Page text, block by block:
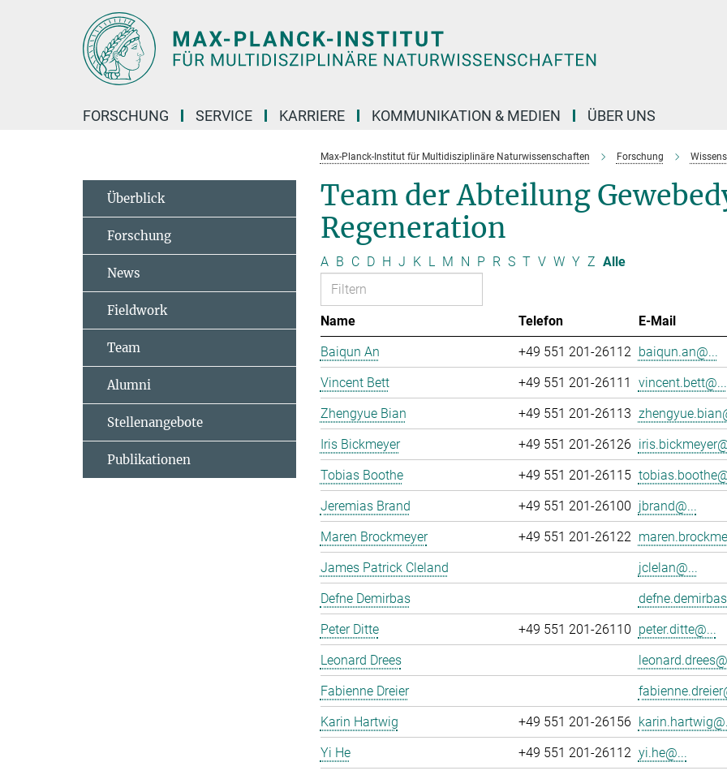
FORSCHUNG SERVICE KARRIERE KOMMUNIKATION & MEDIEN ÜBER UNS
Max-Planck-Institut für Multidisziplinäre Naturwissenschaften Forschung
Team der Abteilung
Regeneration
A B C D H J K L M N P R S T V W Y Z Alle
Name Telefon E-Mail
Baiqun An
+49 551 201-26112 baiqun.an@...
Vincent Bett
+49 551 201-26111
vincent.bett@...
Zhengyue Bian
+49 551 201-26113
Iris Bickmeyer
+49 551 201-26126
Tobias Boothe
+49 551 201-26115
Jeremias Brand
+49 551 201-26100 jbrand@...
Maren Brockmeyer
+49 551 201-26122
James Patrick Cleland
jclelan@...
Defne Demirbas
Peter Ditte
+49 551 201-26110 peter.ditte@...
Leonard Drees
Fabienne Dreier
Karin Hartwig
+49 551 201-26156
Yi He
+49 551 201-26112 yi.he@...
Überblick
Forschung
News
Fieldwork
Team
Alumni
Stellenangebote
Publikationen